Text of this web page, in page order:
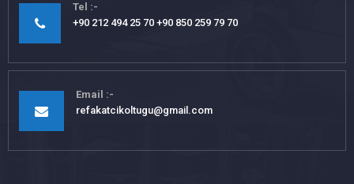
Tel
+90 212 494 25 70 +90 850 259 79 70
Email
refakatcikoltugu@gmail.com